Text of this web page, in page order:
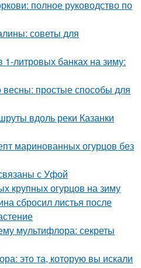
полное руководство по
советы для
литровых банках на зиму:
весны: простые способы для
вдоль реки Казанки
маринованных огурцов без
с Уфой
крупных огурцов на зиму
сбросил листья после
мультифлора: секреты
это та, которую вы искали